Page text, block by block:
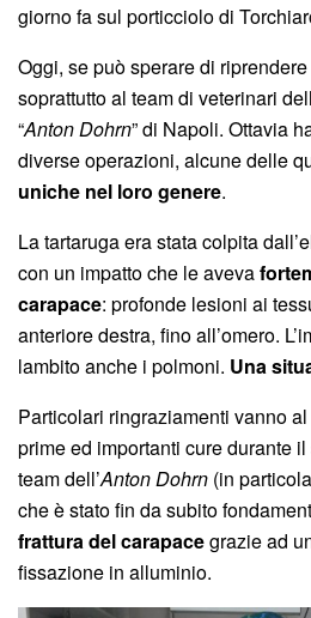
giorno fa sul porticciolo di
Oggi, se può sperare di
soprattutto al team di veterinari
“Anton Dohrn” di Napoli. Ottavia
diverse operazioni, alcune delle
uniche nel loro genere.
La tartaruga era stata colpita
con un impatto che le aveva
carapace: profonde lesioni ai
anteriore destra, fino all’omero.
lambito anche i polmoni. Una
Particolari ringraziamenti vanno al
prime ed importanti cure durante
team dell’Anton Dohrn (in
che è stato fin da subito
frattura del carapacegrazie ad
fissazione in alluminio.